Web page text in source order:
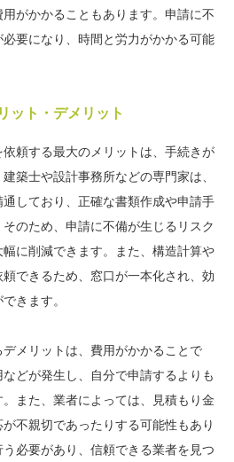
がかかることもあります。申請に不
要になり、時間と労力がかかる可能
ット・デメリット
頼する最大のメリットは、手続きが
築士や設計事務所などの専門家は、
しており、正確な書類作成や申請手
のため、申請に不備が生じるリスク
に削減できます。また、構造計算や
できるため、窓口が一本化され、効
きます。
メリットは、費用がかかることで
どが発生し、自分で申請するよりも
また、業者によっては、見積もり金
不親切であったりする可能性もあり
必要があり、信頼できる業者を見つ